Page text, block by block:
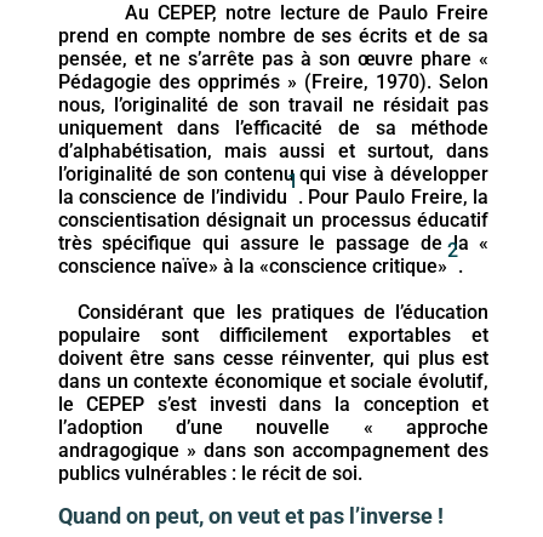
Au CEPEP, notre lecture de Paulo Freire
prend en compte nombre de ses écrits et de sa
pensée, et ne s’arrête pas à son œuvre phare «
Pédagogie des opprimés » (Freire, 1970). Selon
nous, l’originalité de son travail ne résidait pas
uniquement dans l’efficacité de sa méthode
d’alphabétisation, mais aussi et surtout, dans
l’originalité de son contenu qui vise à développer
la conscience de l’individu
1
. Pour Paulo Freire, la
conscientisation désignait un processus éducatif
très spécifique qui assure le passage de la «
conscience naïve» à la «conscience critique»
2
.
Considérant que les pratiques de l’éducation
populaire sont difficilement exportables et
doivent être sans cesse réinventer, qui plus est
dans un contexte économique et sociale évolutif,
le CEPEP s’est investi dans la conception et
l’adoption d’une nouvelle « approche
andragogique » dans son accompagnement des
publics vulnérables : le récit de soi.
Quand on peut, on veut et pas l’inverse !